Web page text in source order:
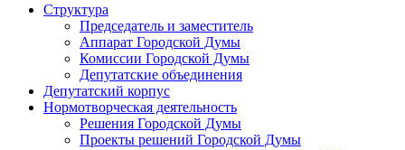
Структура
Председатель и заместитель
Аппарат Городской Думы
Комиссии Городской Думы
Депутатские объединения
Депутатский корпус
Нормотворческая деятельность
Решения Городской Думы
Проекты решений Городской Думы